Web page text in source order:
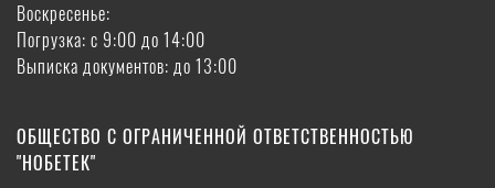
Воскресенье:
Погрузка: с 9:00 до 14:00
Выписка документов: до 13:00
ОБЩЕСТВО С ОГРАНИЧЕННОЙ ОТВЕТСТВЕННОСТЬЮ
"НОБЕТЕК"